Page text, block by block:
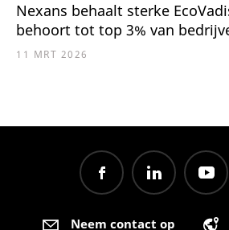
Nexans behaalt sterke
behoort tot top 3% van
11 MRT 2026
Neem contact op